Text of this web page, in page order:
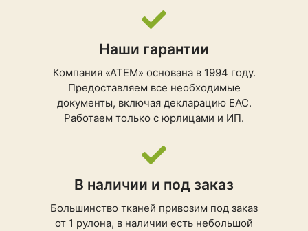
Наши гарантии
Компания «АТЕМ» основана в 1994 году.
Предоставляем все необходимые
документы, включая декларацию ЕАС.
Работаем только с юрлицами и ИП.
В наличии и под заказ
Большинство тканей привозим под заказ
от 1 рулона, в наличии есть небольшой